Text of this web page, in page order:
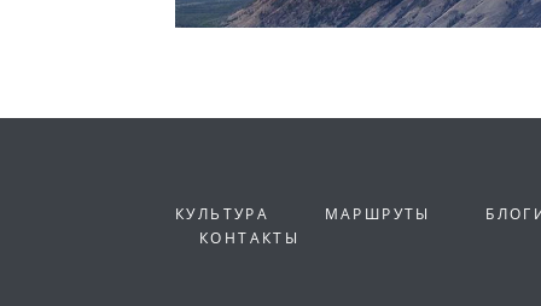
КУЛЬТУРА МАРШРУТЫ
КОНТАКТЫ